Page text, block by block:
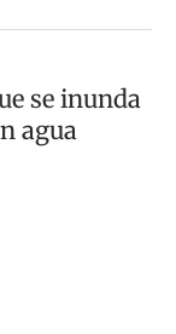
se inunda
agua